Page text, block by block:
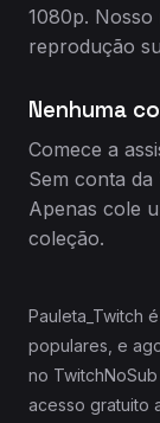
1080p.
reprodução
Nenhuma
Comece a
Sem conta
Apenas cole
coleção.
Pauleta_Twitch
populares, e
no
acesso gratuito